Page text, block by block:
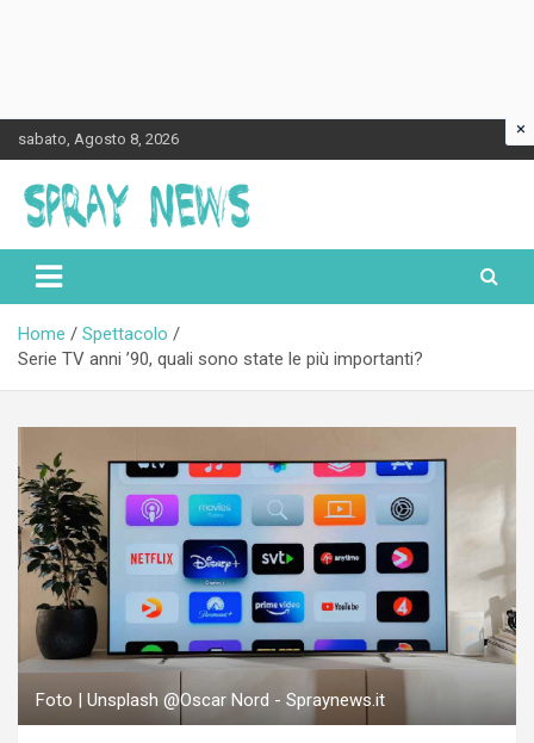
to
content
sabato, Agosto 8, 2026
Spraynews.it
Home
Spettacolo
Serie TV anni ’90, quali sono state le più importanti?
Foto | Unsplash @Oscar Nord - Spraynews.it
×